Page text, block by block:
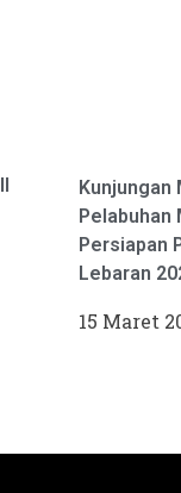
Kunjungan
Pelabuhan
Persiapan
Lebaran
15 Maret